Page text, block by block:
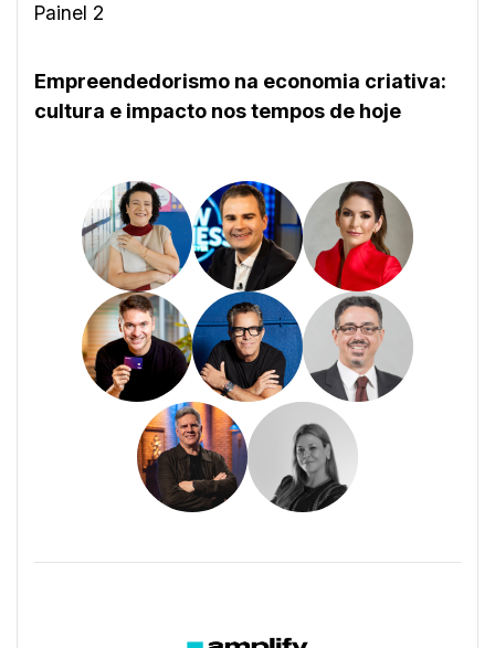
Painel 2
Empreendedorismo na economia criativa:
cultura e impacto nos tempos de hoje